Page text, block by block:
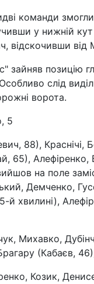
команди
у нижній
відскочивши від
зайняв позицію
слід
ворота.
5
88),
65),
на поле
Демченко,
й хвилині),
Михавко,
(Кабаєв,
Козик,